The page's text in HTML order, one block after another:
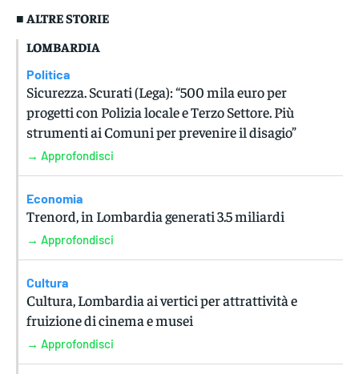
■ ALTRE STORIE
LOMBARDIA
Politica
Sicurezza. Scurati (Lega): “500 mila euro per
progetti con Polizia locale e Terzo Settore. Più
strumenti ai Comuni per prevenire il disagio”
→ Approfondisci
Economia
Trenord, in Lombardia generati 3.5 miliardi
→ Approfondisci
Cultura
Cultura, Lombardia ai vertici per attrattività e
fruizione di cinema e musei
→ Approfondisci